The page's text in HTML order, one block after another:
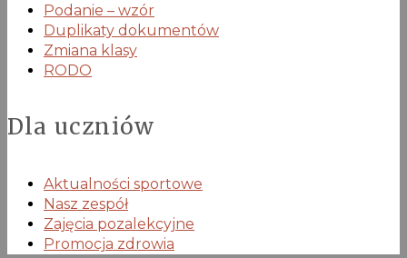
Podanie – wzór
Duplikaty dokumentów
Zmiana klasy
RODO
Dla uczniów
Aktualności sportowe
Nasz zespół
Zajęcia pozalekcyjne
Promocja zdrowia